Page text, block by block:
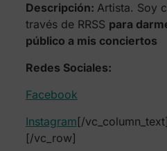
Descripción: Artista. Soy
través de RRSS para
público a mis conciertos
Redes Sociales:
Facebook
Instagram[/
[/vc_row]